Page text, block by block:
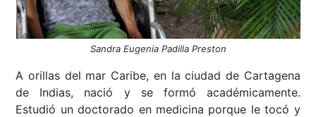
Sandra Eugenia Padilla Preston
A orillas del mar Caribe, en la ciudad de Cartagena
de Indias, nació y se formó académicamente.
Estudió un doctorado en medicina porque le tocó y